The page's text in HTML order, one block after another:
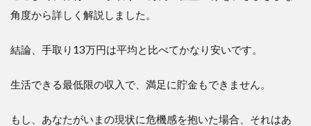
角度から詳しく解説しました。
結論、手取り13万円は平均と比べてかなり安いです。
生活できる最低限の収入で、満足に貯金もできません。
もし、あなたがいまの現状に危機感を抱いた場合、それはあ